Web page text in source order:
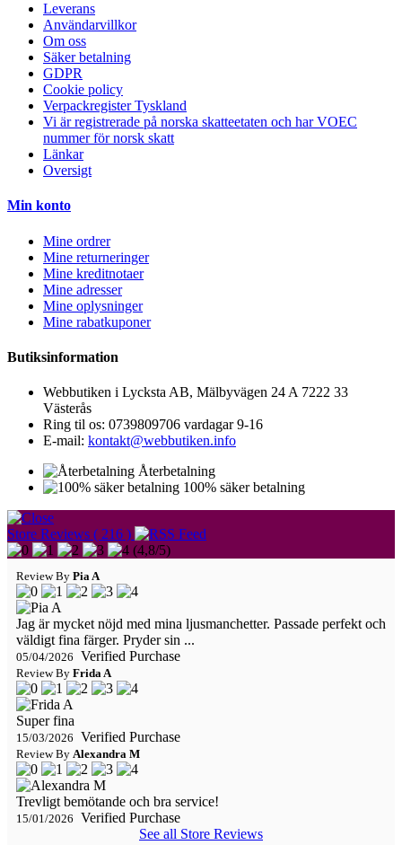
Leverans
Användarvillkor
Om oss
Säker betalning
GDPR
Cookie policy
Verpackregister Tyskland
Vi är registrerade på norska skatteetaten och har VOEC
nummer för norsk skatt
Länkar
Oversigt
Min konto
Mine ordrer
Mine returneringer
Mine kreditnotaer
Mine adresser
Mine oplysninger
Mine rabatkuponer
Butiksinformation
Webbutiken i Lycksta AB, Mälbyvägen 24 A 7222 33
Västerås
Ring til os: 0739809706 vardagar 9-16
E-mail: kontakt@webbutiken.info
Återbetalning
100% säker betalning
Store Reviews ( 216 )
(4,8/5)
Review By Pia A
Jag är mycket nöjd med mina ljusmanchetter. Passade perfekt och
väldigt fina färger. Pryder sin ...
05/04/2026 Verified Purchase
Review By Frida A
Super fina
15/03/2026 Verified Purchase
Review By Alexandra M
Trevligt bemötande och bra service!
15/01/2026 Verified Purchase
See all Store Reviews